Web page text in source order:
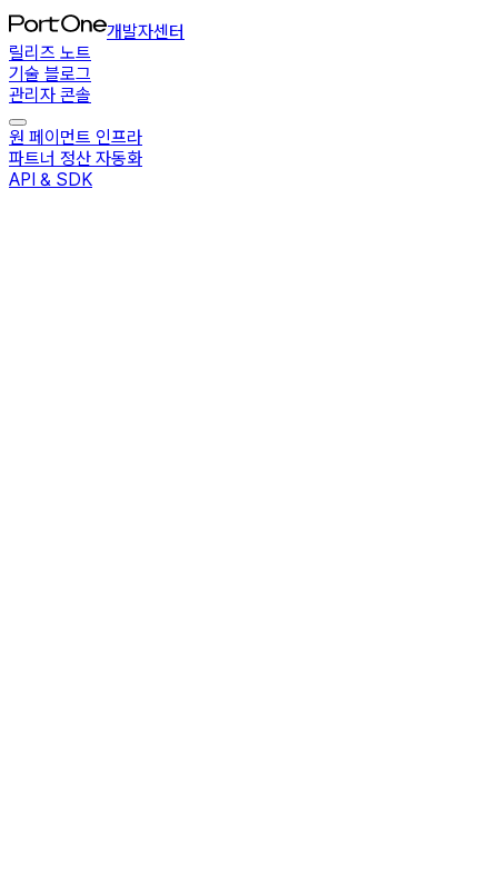
개발자센터
릴리즈 노트
기술 블로그
관리자 콘솔
원 페이먼트 인프라
파트너 정산 자동화
API & SDK